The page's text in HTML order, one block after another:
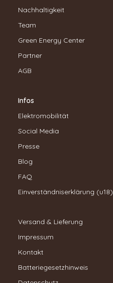
Nachhaltigkeit
Team
Green Energy Center
Partner
AGB
Infos
Elektromobilität
Social Media
Presse
Blog
FAQ
Einverständniserklärung (u18)
Versand & Lieferung
Impressum
Kontakt
Batteriegesetzhinweis